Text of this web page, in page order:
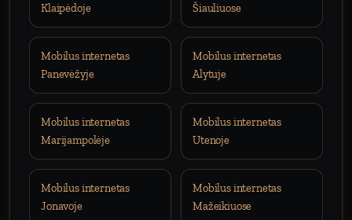
Klaipėdoje
Šiauliuose
Mobilus internetas
Panevėžyje
Mobilus internetas
Alytuje
Mobilus internetas
Marijampolėje
Mobilus internetas
Utenoje
Mobilus internetas
Jonavoje
Mobilus internetas
Mažeikiuose